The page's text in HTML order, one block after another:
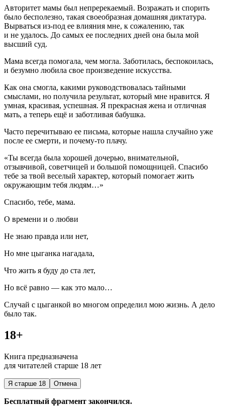
Авторитет мамы был непререкаемый. Возражать и спорить
было бесполезно, такая своеобразная домашняя диктатура.
Вырваться из-под ее влияния мне, к сожалению, так
и не удалось. До самых ее последних дней она была мой
высший суд.
Мама всегда помогала, чем могла. Заботилась, беспокоилась,
и безумно любила свое произведение искусства.
Как она смогла, какими руководствовалась тайными
смыслами, но получила результат, который мне нравится. Я
умная, красивая, успешная. Я прекрасная жена и отличная
мать, а теперь ещё и заботливая бабушка.
Часто перечитываю ее письма, которые нашла случайно уже
после ее смерти, и почему-то плачу.
«Ты всегда была хорошей дочерью, внимательной,
отзывчивой, советчицей и большой помощницей. Спасибо
тебе за твой веселый характер, который помогает жить
окружающим тебя людям…»
Спасибо, тебе, мама.
О времени и о любви
Не знаю правда или нет,
Но мне цыганка нагадала,
Что жить я буду до ста лет,
Но всё равно — как это мало…
Случай с цыганкой во многом определил мою жизнь. А дело
было так.
18+
Книга предназначена
для читателей старше 18 лет
Я старше 18 Отмена
Бесплатный фрагмент закончился.